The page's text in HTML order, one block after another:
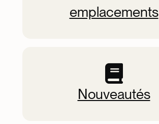
emplacements
Nouveautés